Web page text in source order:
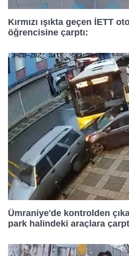
sınırlı olarak açık rızanız
Çerezlere ilişkin tercihlerinizi
için Ayarlar butonuna tıklayabilir,
Metnimiziziyaret edebilirsiniz.
6698 sayılı Kişisel Verilerin
hazırlanmış Aydınlatma
ilgili mevzuata uygun olarak
almak için lütfentıklayınız.
21:15
22:25
23:00
Kırmızı ışıkta geçen İETT
öğrencisine çarptı:
Ümraniye'de kontrolden
park halindeki araçlara